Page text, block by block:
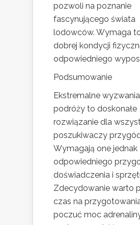
pozwoli na poznanie
fascynującego świata
lodowców. Wymaga
dobrej kondycji
odpowiedniego
Podsumowanie
Ekstremalne
podróży to doskonałe
rozwiązanie dla
poszukiwaczy
Wymagają one jednak
odpowiedniego
doświadczenia i
Zdecydowanie warto
czas na
poczuć moc